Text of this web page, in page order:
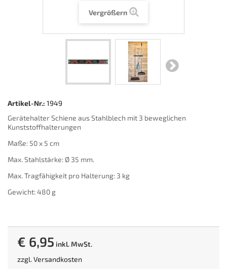
Vergrößern
Artikel-Nr.: 1949
Gerätehalter Schiene aus Stahlblech mit 3 beweglichen
Kunststoffhalterungen
Maße: 50 x 5 cm
Max. Stahlstärke: Ø 35 mm.
Max. Tragfähigkeit pro Halterung: 3 kg
Gewicht: 480 g
€ 6,95 inkl. MwSt.
zzgl.Versandkosten